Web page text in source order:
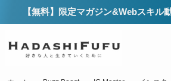
【無料】限定マガジン&Webスキル